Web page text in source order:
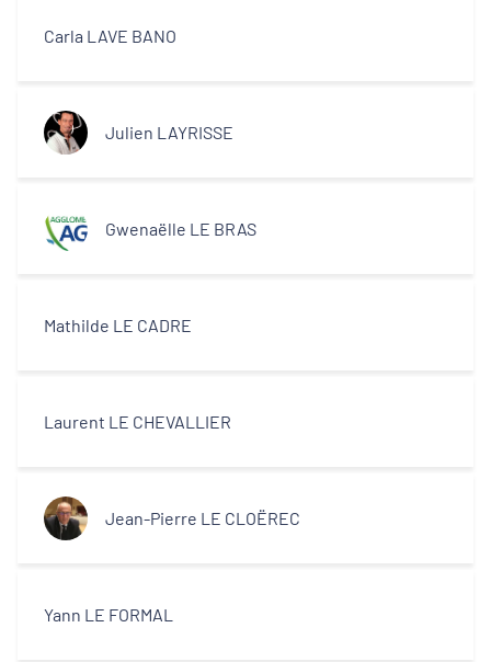
Carla LAVE BANO
Julien LAYRISSE
Gwenaëlle LE BRAS
Mathilde LE CADRE
Laurent LE CHEVALLIER
Jean-Pierre LE CLOËREC
Yann LE FORMAL